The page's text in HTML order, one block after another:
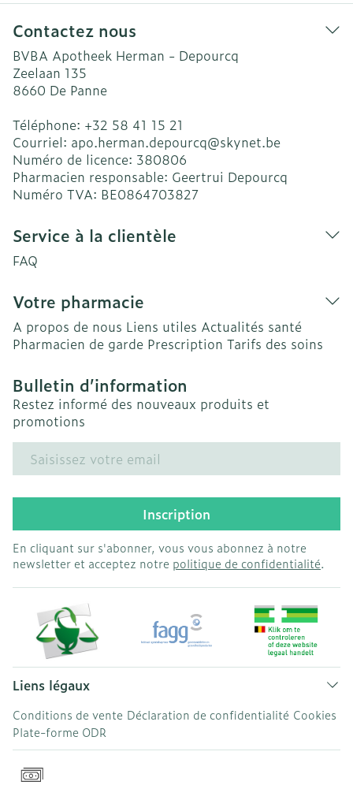
Contactez nous
BVBA Apotheek Herman - Depourcq
Zeelaan 135
8660 De Panne
Téléphone: +32 58 41 15 21
Courriel: apo.herman.depourcq@skynet.be
Numéro de licence: 380806
Pharmacien responsable: Geertrui Depourcq
Numéro TVA: BE0864703827
Service à la clientèle
FAQ
Votre pharmacie
A propos de nous Liens utiles Actualités santé
Pharmacien de garde Prescription Tarifs des soins
Bulletin d’information
Restez informé des nouveaux produits et
promotions
Adresse mail
Inscription
En cliquant sur s'abonner, vous vous abonnez à notre
newsletter et acceptez notre politique de confidentialité.
Liens légaux
Conditions de vente Déclaration de confidentialité Cookies
Plate-forme ODR